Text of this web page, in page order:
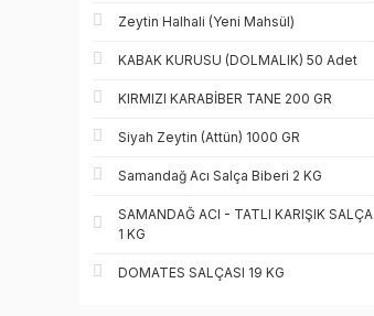
Zeytin Halhali (Yeni Mahsül)
KABAK KURUSU (DOLMALIK) 50 Adet
KIRMIZI KARABİBER TANE 200 GR
Siyah Zeytin (Attün) 1000 GR
Samandağ Acı Salça Biberi 2 KG
SAMANDAĞ ACI - TATLI KARIŞIK SALÇA
1 KG
DOMATES SALÇASI 19 KG